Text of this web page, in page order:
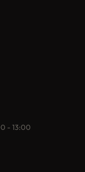
- 13:00